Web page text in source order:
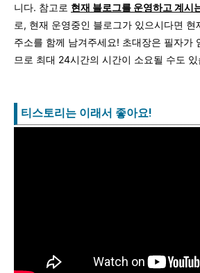
니다. 참고로 현재 블로그를 운영하고 계시
로, 현재 운영중인 블로그가 있으시다면 현
주소를 함께 남겨주세요! 초대장은 필자가
므로 최대 24시간의 시간이 소요될 수도 있
티스토리는 이래서 좋아요!